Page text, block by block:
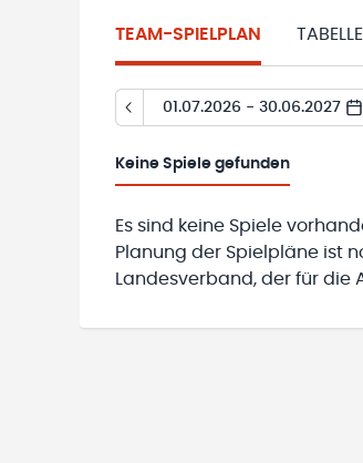
TEAM-SPIELPLAN
01.07.2026 - 30.06.2027
Keine Spiele gefunden
Es sind keine Spiele
Planung der Spielpläne ist
Landesverband, der für die